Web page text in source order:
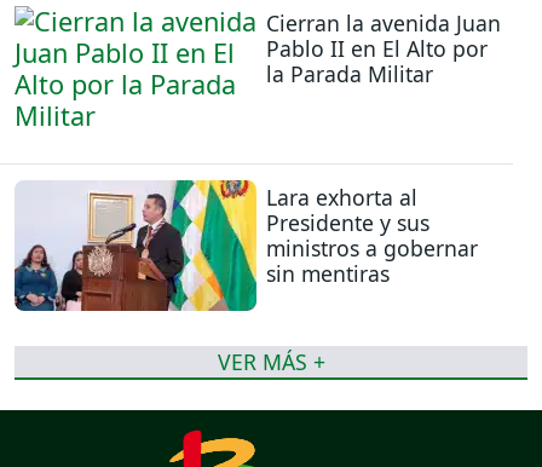
Cierran la avenida Juan
Pablo II en El Alto por
la Parada Militar
Lara exhorta al
Presidente y sus
ministros a gobernar
sin mentiras
VER MÁS +